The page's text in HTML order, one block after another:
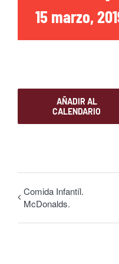
15 marzo,
AÑADIR AL
CALENDARIO
Comida Infantíl.
McDonalds.